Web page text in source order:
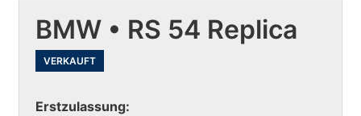
BMW • RS 54 Replica
VERKAUFT
Erstzulassung: